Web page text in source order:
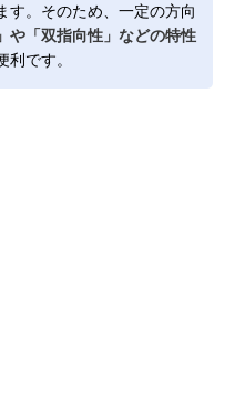
す。そのため、一定の方向
や「双指向性」などの特性
利です。